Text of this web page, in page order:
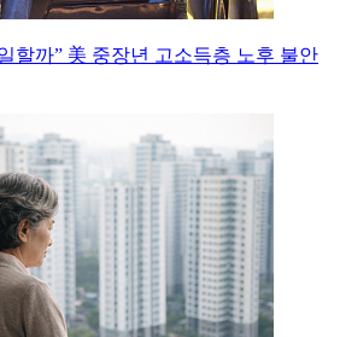
할까” 美 중장년 고소득층 노후 불안